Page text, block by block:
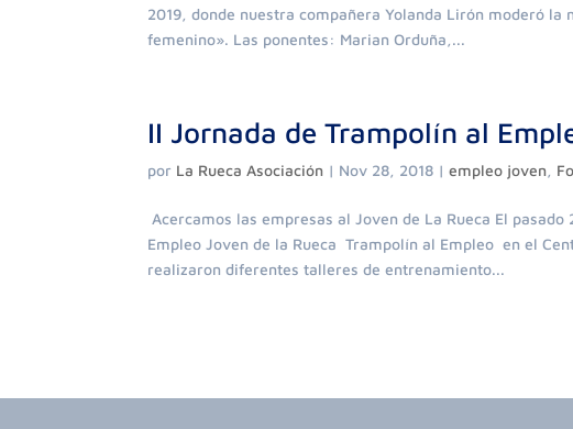
2019, donde nuestra compañera Yolanda Lirón moderó
femenino». Las ponentes: Marian Orduña,...
II Jornada de Trampolín al
por La Rueca Asociación | Nov 28, 2018 |empleo joven
Acercamos las empresas al Joven de La Rueca El
Empleo Joven de la Rueca Trampolín al Empleo en el
realizaron diferentes talleres de entrenamiento...